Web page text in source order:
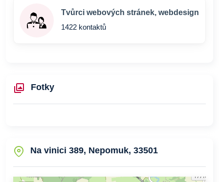
Tvůrci webových stránek, webdesign
1422 kontaktů
Fotky
Na vinici 389, Nepomuk, 33501